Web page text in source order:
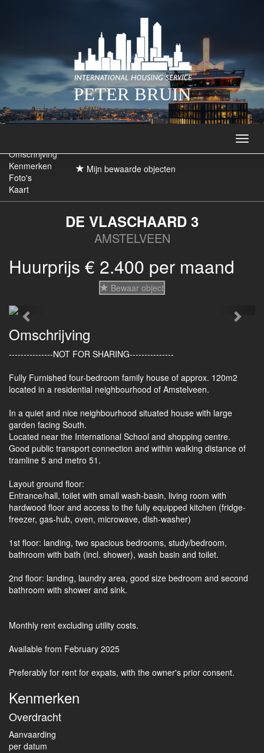
PETER BRUIN
Mijn bewaarde objecten
Omschrijving
Kenmerken
Foto's
Kaart
DE VLASCHAARD 3
AMSTELVEEN
Huurprijs € 2.400 per maand
Bewaar object
Previous Next
Omschrijving
---------------NOT FOR SHARING---------------
Fully Furnished four-bedroom family house of approx. 120m2
located in a residential neighbourhood of Amstelveen.
In a quiet and nice neighbourhood situated house with large
garden facing South.
Located near the International School and shopping centre.
Good public transport connection and within walking distance of
tramline 5 and metro 51.
Layout ground floor:
Entrance/hall, toilet with small wash-basin, living room with
hardwood floor and access to the fully equipped kitchen (fridge-
freezer, gas-hub, oven, microwave, dish-washer)
1st floor: landing, two spacious bedrooms, study/bedroom,
bathroom with bath (incl. shower), wash basin and toilet.
2nd floor: landing, laundry area, good size bedroom and second
bathroom with shower and sink.
Monthly rent excluding utility costs.
Available from February 2025
Preferably for rent for expats, with the owner's prior consent.
Kenmerken
Overdracht
Aanvaarding
per datum